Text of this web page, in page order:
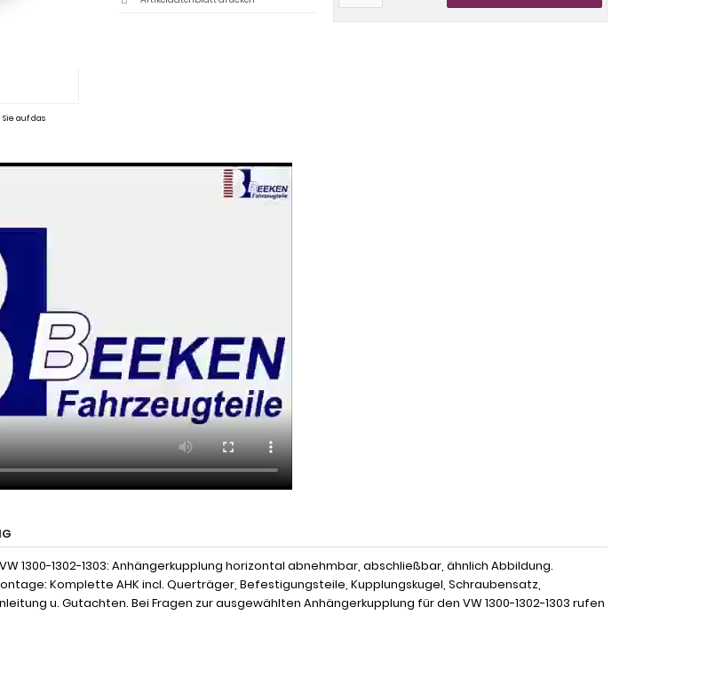
auf das
1300-1302-1303: Anhängerkupplung horizontal abnehmbar, abschließbar, ähnlich Abbildung.
Komplette AHK incl. Querträger, Befestigungsteile, Kupplungskugel, Schraubensatz,
u. Gutachten. Bei Fragen zur ausgewählten Anhängerkupplung für den VW 1300-1302-1303 rufen